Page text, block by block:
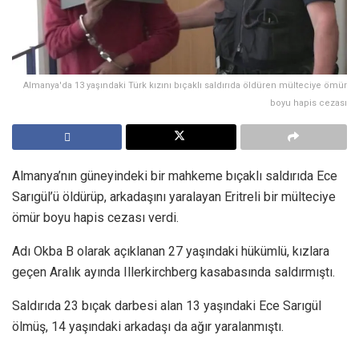
Almanya'da 13 yaşındaki Türk kızını bıçaklı saldırıda öldüren mülteciye ömür
boyu hapis cezası
Almanya’nın güneyindeki bir mahkeme bıçaklı saldırıda Ece
Sarıgül’ü öldürüp, arkadaşını yaralayan Eritreli bir mülteciye
ömür boyu hapis cezası verdi.
Adı Okba B olarak açıklanan 27 yaşındaki hükümlü, kızlara
geçen Aralık ayında Illerkirchberg kasabasında saldırmıştı.
Saldırıda 23 bıçak darbesi alan 13 yaşındaki Ece Sarıgül
ölmüş, 14 yaşındaki arkadaşı da ağır yaralanmıştı.